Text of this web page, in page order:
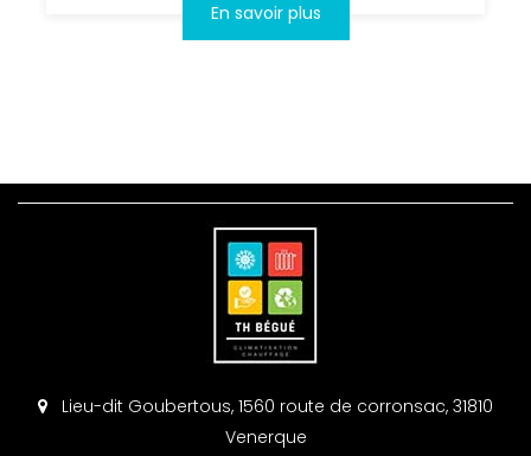
En savoir plus
Lieu-dit Goubertous, 1560 route de corronsac, 31810
Venerque